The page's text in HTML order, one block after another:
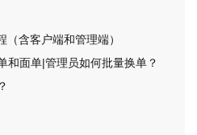
含客户端和管理端）
和面单|管理员如何批量换单？